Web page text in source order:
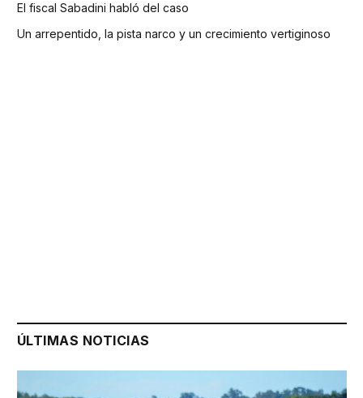
El fiscal Sabadini habló del caso
Un arrepentido, la pista narco y un crecimiento vertiginoso
ÚLTIMAS NOTICIAS